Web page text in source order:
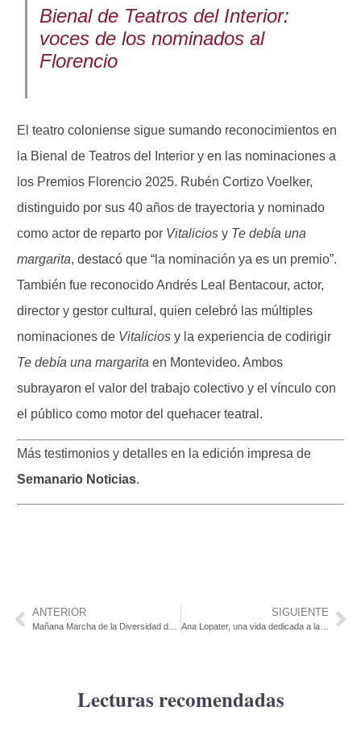
Bienal de Teatros del Interior:
voces de los nominados al
Florencio
El teatro coloniense sigue sumando reconocimientos en
la Bienal de Teatros del Interior y en las nominaciones a
los Premios Florencio 2025. Rubén Cortizo Voelker,
distinguido por sus 40 años de trayectoria y nominado
como actor de reparto por Vitalicios y Te debía una
margarita, destacó que “la nominación ya es un premio”.
También fue reconocido Andrés Leal Bentacour, actor,
director y gestor cultural, quien celebró las múltiples
nominaciones de Vitalicios y la experiencia de codirigir
Te debía una margarita en Montevideo. Ambos
subrayaron el valor del trabajo colectivo y el vínculo con
el público como motor del quehacer teatral.
Más testimonios y detalles en la edición impresa de
Semanario Noticias.
ANTERIOR SIGUIENTE
Ana Lopater, una vida dedicada a la educación. Distinguida por extensa trayectoria y aporte a la educación nacional
Lecturas recomendadas